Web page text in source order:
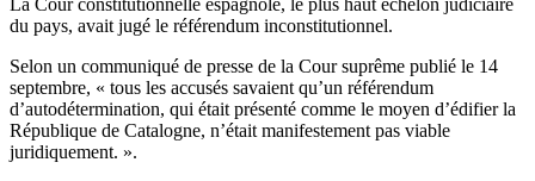
La Cour constitutionnelle espagnole, le plus haut échelon judiciaire
du pays, avait jugé le référendum inconstitutionnel.
Selon un communiqué de presse de la Cour suprême publié le 14
septembre, « tous les accusés savaient qu’un référendum
d’autodétermination, qui était présenté comme le moyen d’édifier la
République de Catalogne, n’était manifestement pas viable
juridiquement. ».